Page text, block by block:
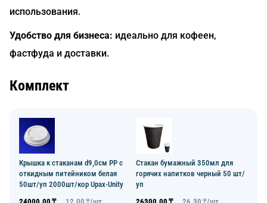
использования.
Удобство для бизнеса: идеально для кофеен,
фастфуда и доставки.
Комплект
Крышка к стаканам d9,0см PP с
откидным питейником белая
50шт/уп 2000шт/кор Upax-Unity
Стакан бумажный 350мл для
горячих напитков черный 50 шт/
уп